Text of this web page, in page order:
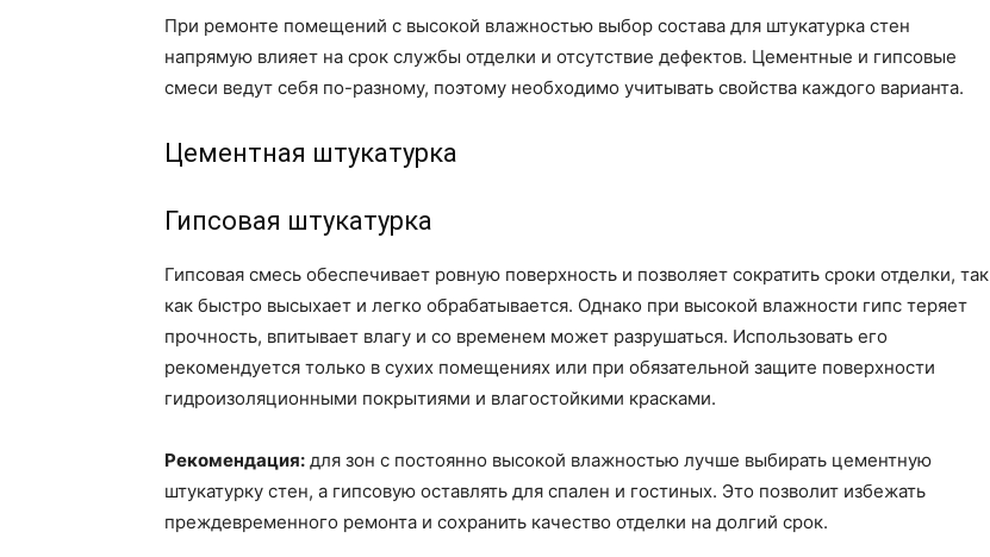
При ремонте помещений с высокой влажностью выбор состава для штукатурка стен
напрямую влияет на срок службы отделки и отсутствие дефектов. Цементные и гипсовые
смеси ведут себя по-разному, поэтому необходимо учитывать свойства каждого варианта.
Цементная штукатурка
Гипсовая штукатурка
Гипсовая смесь обеспечивает ровную поверхность и позволяет сократить сроки отделки, так
как быстро высыхает и легко обрабатывается. Однако при высокой влажности гипс теряет
прочность, впитывает влагу и со временем может разрушаться. Использовать его
рекомендуется только в сухих помещениях или при обязательной защите поверхности
гидроизоляционными покрытиями и влагостойкими красками.
Рекомендация: для зон с постоянно высокой влажностью лучше выбирать цементную
штукатурку стен, а гипсовую оставлять для спален и гостиных. Это позволит избежать
преждевременного ремонта и сохранить качество отделки на долгий срок.